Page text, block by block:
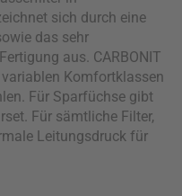
sich durch eine
das sehr
aus. CARBONIT
Komfortklassen
Für Sparfüchse gibt
Für sämtliche Filter,
Leitungsdruck für